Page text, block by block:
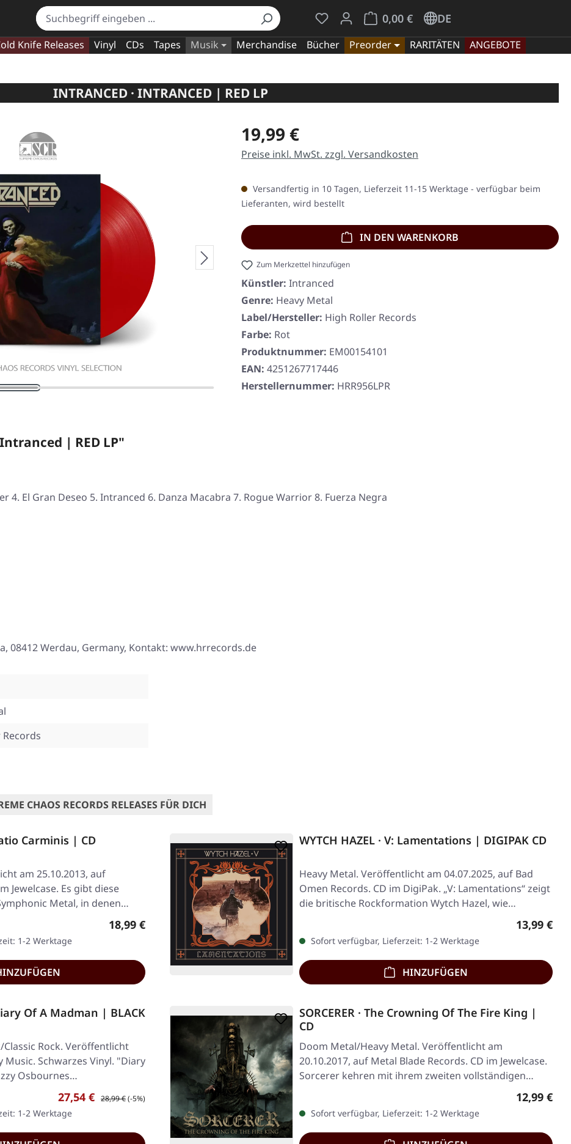
Du hast 0 Produkte auf dem Merkzettel
0,00 €
Warenkorb enthält 0 Positionen. Der
DE
Knife Releases Vinyl CDs Tapes Musik Merchandise Bücher Preorder RARITÄTEN
ANGEBOTE
INTRANCED · INTRANCED | RED LP
Regulärer Preis:
19,99 €
Preise inkl. MwSt. zzgl. Versandkosten
Versandfertig in 10 Tagen, Lieferzeit 11-15 Werktage - verfügbar beim
Lieferanten, wird bestellt
IN DEN WARENKORB
Zum Merkzettel hinzufügen
Künstler: Intranced
Genre: Heavy Metal
Label/Hersteller: High Roller Records
Farbe: Rot
Produktnummer: EM00154101
EAN: 4251267717446
Herstellernummer: HRR956LPR
| RED LP"
4. El Gran Deseo 5. Intranced 6. Danza Macabra 7. Rogue Warrior 8. Fuerza Negra
08412 Werdau, Germany, Kontakt: www.hrrecords.de
CHAOS RECORDS RELEASES FÜR DICH
Carminis | CD
am 25.10.2013, auf
Jewelcase. Es gibt diese
Metal, in denen
Regulärer Preis:
18,99 €
1-2 Werktage
WYTCH HAZEL · V: Lamentations | DIGIPAK CD
Heavy Metal. Veröffentlicht am 04.07.2025, auf Bad
Omen Records. CD im DigiPak. „V: Lamentations“ zeigt
die britische Rockformation Wytch Hazel, wie…
Regulärer
13,99 €
Sofort verfügbar, Lieferzeit: 1-2 Werktage
HINZUFÜGEN
Of A Madman | BLACK
Rock. Veröffentlicht
Music. Schwarzes Vinyl. "Diary
Osbournes…
Verkaufspreis:
27,54 € Regulärer Preis:
28,99 €(-5%)
1-2 Werktage
SORCERER · The Crowning Of The Fire King |
CD
Doom Metal/Heavy Metal. Veröffentlicht am
20.10.2017, auf Metal Blade Records. CD im Jewelcase.
Sorcerer kehren mit ihrem zweiten vollständigen
Regulärer
12,99 €
Sofort verfügbar, Lieferzeit: 1-2 Werktage